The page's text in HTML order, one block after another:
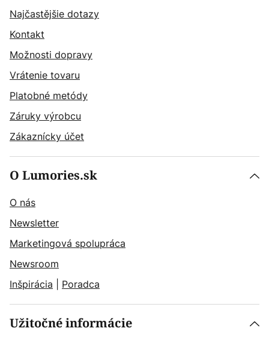
Najčastějšie dotazy
Kontakt
Možnosti dopravy
Vrátenie tovaru
Platobné metódy
Záruky výrobcu
Zákaznícky účet
O Lumories.sk
O nás
Newsletter
Marketingová spolupráca
Newsroom
Inšpirácia
Poradca
Užitočné informácie